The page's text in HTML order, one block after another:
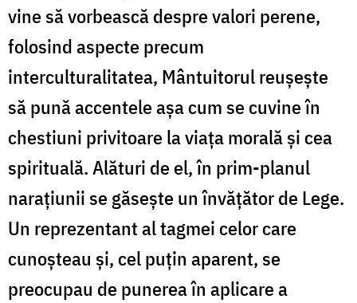
vine să vorbească despre valori perene,
folosind aspecte precum
interculturalitatea, Mântuitorul reușește
să pună accentele așa cum se cuvine în
chestiuni privitoare la viața morală și cea
spirituală. Alături de el, în prim-planul
narațiunii se găsește un învățător de Lege.
Un reprezentant al tagmei celor care
cunoșteau și, cel puțin aparent, se
preocupau de punerea în aplicare a